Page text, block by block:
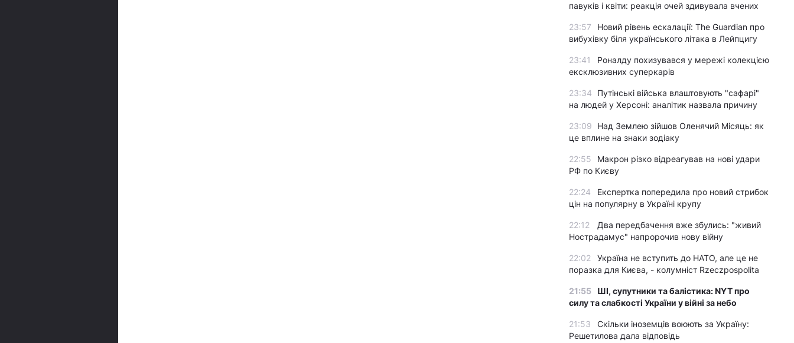
павуків і квіти: реакція очей здивувала вчених
23:57
Новий рівень ескалації: The Guardian про
вибухівку біля українського літака в Лейпцигу
23:41
Роналду похизувався у мережі колекцією
ексклюзивних суперкарів
23:34
Путінські війська влаштовують "сафарі"
на людей у Херсоні: аналітик назвала причину
23:09
Над Землею зійшов Оленячий Місяць: як
це вплине на знаки зодіаку
22:55
Макрон різко відреагував на нові удари
РФ по Києву
22:24
Експертка попередила про новий стрибок
цін на популярну в Україні крупу
22:12
Два передбачення вже збулись: "живий
Нострадамус" напророчив нову війну
22:02
Україна не вступить до НАТО, але це не
поразка для Києва, - колумніст Rzeczpospolita
21:55
ШІ, супутники та балістика: NYT про
силу та слабкості України у війні за небо
21:53
Скільки іноземців воюють за Україну:
Решетилова дала відповідь